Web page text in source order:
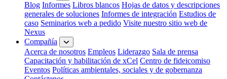
Blog Informes Libros blancos Hojas de datos y descripciones
generales de soluciones Informes de integración Estudios de
caso Seminarios web a pedido Visite nuestro sitio web de
Nexus
Compañía
Acerca de nosotros Empleos Liderazgo Sala de prensa
Capacitación y habilitación de xCel Centro de fideicomiso
Eventos Políticas ambientales, sociales y de gobernanza